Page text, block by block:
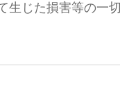
生じた損害等の一